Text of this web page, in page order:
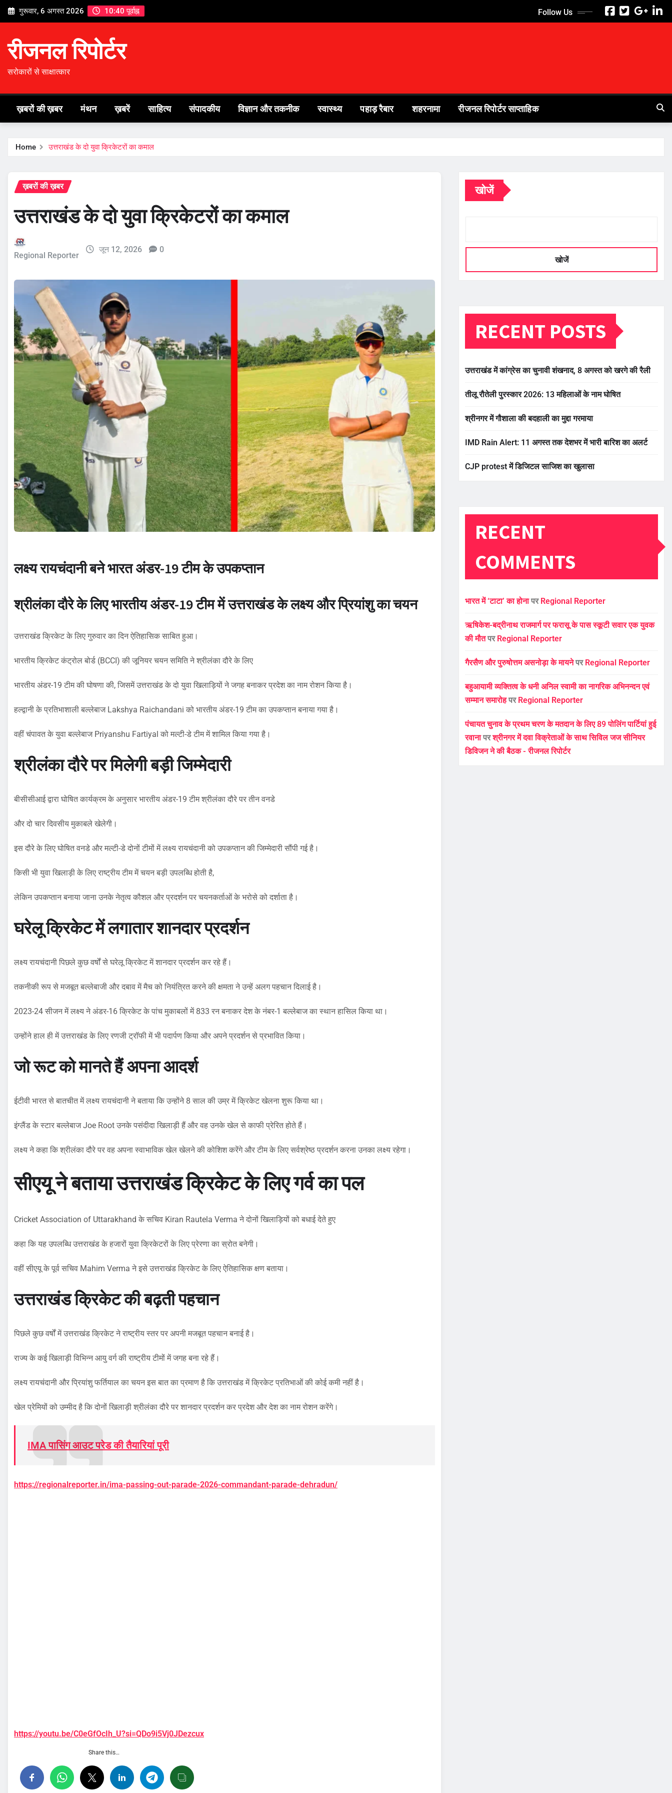
Skip
गुरूवार, 6 अगस्त 2026 10:40 पूर्वाह्न Follow Us
रीजनल रिपोर्टर
सरोकारों से साक्षात्कार
ख़बरों की ख़बर मंथन ख़बरें साहित्य संपादकीय विज्ञान और तकनीक स्वास्थ्य पहाड़ रैबार शहरनामा रीजनल रिपोर्टर साप्ताहिक
Home उत्तराखंड के दो युवा क्रिकेटरों का कमाल
ख़बरों की ख़बर
उत्तराखंड के दो युवा क्रिकेटरों का कमाल
Regional Reporter
जून 12, 2026 0
लक्ष्य रायचंदानी बने भारत अंडर-19 टीम के उपकप्तान
श्रीलंका दौरे के लिए भारतीय अंडर-19 टीम में उत्तराखंड के लक्ष्य और प्रियांशु का चयन
उत्तराखंड क्रिकेट के लिए गुरुवार का दिन ऐतिहासिक साबित हुआ।
भारतीय क्रिकेट कंट्रोल बोर्ड (BCCI) की जूनियर चयन समिति ने श्रीलंका दौरे के लिए
भारतीय अंडर-19 टीम की घोषणा की, जिसमें उत्तराखंड के दो युवा खिलाड़ियों ने जगह बनाकर प्रदेश का नाम रोशन किया है।
हल्द्वानी के प्रतिभाशाली बल्लेबाज Lakshya Raichandani को भारतीय अंडर-19 टीम का उपकप्तान बनाया गया है।
वहीं चंपावत के युवा बल्लेबाज Priyanshu Fartiyal को मल्टी-डे टीम में शामिल किया गया है।
श्रीलंका दौरे पर मिलेगी बड़ी जिम्मेदारी
बीसीसीआई द्वारा घोषित कार्यक्रम के अनुसार भारतीय अंडर-19 टीम श्रीलंका दौरे पर तीन वनडे
और दो चार दिवसीय मुकाबले खेलेगी।
इस दौरे के लिए घोषित वनडे और मल्टी-डे दोनों टीमों में लक्ष्य रायचंदानी को उपकप्तान की जिम्मेदारी सौंपी गई है।
किसी भी युवा खिलाड़ी के लिए राष्ट्रीय टीम में चयन बड़ी उपलब्धि होती है,
लेकिन उपकप्तान बनाया जाना उनके नेतृत्व कौशल और प्रदर्शन पर चयनकर्ताओं के भरोसे को दर्शाता है।
घरेलू क्रिकेट में लगातार शानदार प्रदर्शन
लक्ष्य रायचंदानी पिछले कुछ वर्षों से घरेलू क्रिकेट में शानदार प्रदर्शन कर रहे हैं।
तकनीकी रूप से मजबूत बल्लेबाजी और दबाव में मैच को नियंत्रित करने की क्षमता ने उन्हें अलग पहचान दिलाई है।
2023-24 सीजन में लक्ष्य ने अंडर-16 क्रिकेट के पांच मुकाबलों में 833 रन बनाकर देश के नंबर-1 बल्लेबाज का स्थान हासिल किया था।
उन्होंने हाल ही में उत्तराखंड के लिए रणजी ट्रॉफी में भी पदार्पण किया और अपने प्रदर्शन से प्रभावित किया।
जो रूट को मानते हैं अपना आदर्श
ईटीवी भारत से बातचीत में लक्ष्य रायचंदानी ने बताया कि उन्होंने 8 साल की उम्र में क्रिकेट खेलना शुरू किया था।
इंग्लैंड के स्टार बल्लेबाज Joe Root उनके पसंदीदा खिलाड़ी हैं और वह उनके खेल से काफी प्रेरित होते हैं।
लक्ष्य ने कहा कि श्रीलंका दौरे पर वह अपना स्वाभाविक खेल खेलने की कोशिश करेंगे और टीम के लिए सर्वश्रेष्ठ प्रदर्शन करना उनका लक्ष्य रहेगा।
सीएयू ने बताया उत्तराखंड क्रिकेट के लिए गर्व का पल
Cricket Association of Uttarakhand के सचिव Kiran Rautela Verma ने दोनों खिलाड़ियों को बधाई देते हुए
कहा कि यह उपलब्धि उत्तराखंड के हजारों युवा क्रिकेटरों के लिए प्रेरणा का स्रोत बनेगी।
वहीं सीएयू के पूर्व सचिव Mahim Verma ने इसे उत्तराखंड क्रिकेट के लिए ऐतिहासिक क्षण बताया।
उत्तराखंड क्रिकेट की बढ़ती पहचान
पिछले कुछ वर्षों में उत्तराखंड क्रिकेट ने राष्ट्रीय स्तर पर अपनी मजबूत पहचान बनाई है।
राज्य के कई खिलाड़ी विभिन्न आयु वर्ग की राष्ट्रीय टीमों में जगह बना रहे हैं।
लक्ष्य रायचंदानी और प्रियांशु फर्तियाल का चयन इस बात का प्रमाण है कि उत्तराखंड में क्रिकेट प्रतिभाओं की कोई कमी नहीं है।
खेल प्रेमियों को उम्मीद है कि दोनों खिलाड़ी श्रीलंका दौरे पर शानदार प्रदर्शन कर प्रदेश और देश का नाम रोशन करेंगे।
IMA पासिंग आउट परेड की तैयारियां पूरी
https://regionalreporter.in/ima-passing-out-parade-2026-commandant-parade-dehradun/
https://youtu.be/C0eGfOcIh_U?si=QDo9i5Vj0JDezcux
Share this…
खोजें
खोजें
RECENT POSTS
उत्तराखंड में कांग्रेस का चुनावी शंखनाद, 8 अगस्त को खरगे की रैली
तीलू रौतेली पुरस्कार 2026: 13 महिलाओं के नाम घोषित
श्रीनगर में गौशाला की बदहाली का मुद्दा गरमाया
IMD Rain Alert: 11 अगस्त तक देशभर में भारी बारिश का अलर्ट
CJP protest में डिजिटल साजिश का खुलासा
RECENT
COMMENTS
भारत में ‘टाटा’ का होनापर Regional Reporter
ऋषिकेश-बद्रीनाथ राजमार्ग पर फरासू के पास स्कूटी सवार एक युवक
की मौतपर Regional Reporter
गैरसैण और पुरुषोत्तम असनोड़ा के मायनेपर Regional Reporter
बहुआयामी व्यक्तित्व के धनी अनिल स्वामी का नागरिक अभिनन्दन एवं
सम्मान समारोहपर Regional Reporter
पंचायत चुनाव के प्रथम चरण के मतदान के लिए 89 पोलिंग पार्टियां हुई
रवानापरश्रीनगर में दवा विक्रेताओं के साथ सिविल जज सीनियर
डिविजन ने की बैठक - रीजनल रिपोर्टर